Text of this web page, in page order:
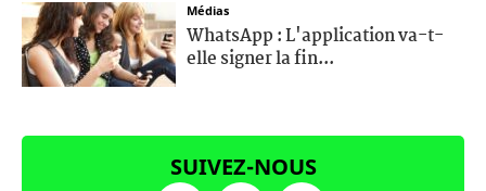
Médias
WhatsApp : L'application va-t-
elle signer la fin...
SUIVEZ-NOUS